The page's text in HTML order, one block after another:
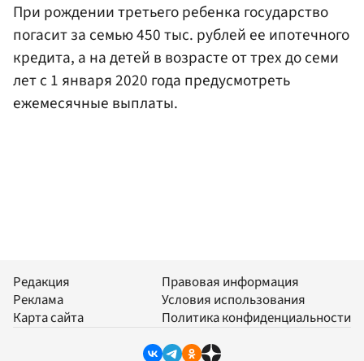
При рождении третьего ребенка государство
погасит за семью 450 тыс. рублей ее ипотечного
кредита, а на детей в возрасте от трех до семи
лет с 1 января 2020 года предусмотреть
ежемесячные выплаты.
Редакция
Реклама
Карта сайта
Правовая информация
Условия использования
Политика конфиденциальности